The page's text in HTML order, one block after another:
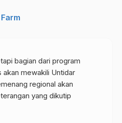
bagian dari program
akan mewakili Untidar
regional akan
yang dikutip